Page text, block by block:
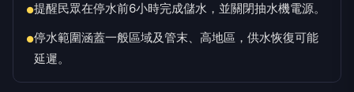
●提醒民眾在停水前6小時完成儲水，並關閉抽水機電源。
●停水範圍涵蓋一般區域及管末、高地區，供水恢復可能
延遲。